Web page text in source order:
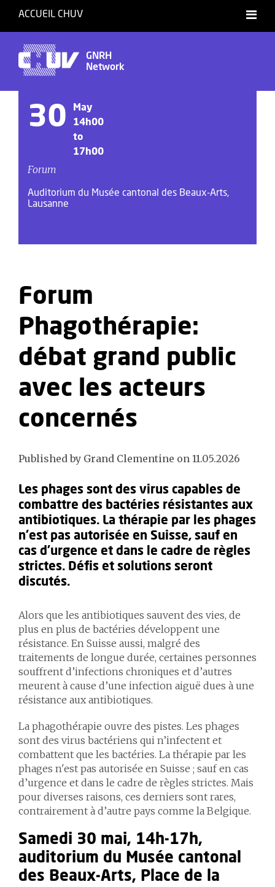
ACCUEIL CHUV
GNRH
Network
30
May
14h00
to
17h00
Forum
Auditorium du Musée cantonal des Beaux-Arts,
Lausanne
Forum
Phagothérapie:
débat grand public
avec les acteurs
concernés
Published by Grand Clementine on 11.05.2026
Les phages sont des virus capables de
combattre des bactéries résistantes aux
antibiotiques. La thérapie par les phages
n'est pas autorisée en Suisse, sauf en
cas d’urgence et dans le cadre de règles
strictes. Défis et solutions seront
discutés.
Alors que les antibiotiques sauvent des vies, de
plus en plus de bactéries développent une
résistance. En Suisse aussi, malgré des
traitements de longue durée, certaines personnes
souffrent d’infections chroniques et d’autres
meurent à cause d’une infection aiguë dues à une
résistance aux antibiotiques.
La phagothérapie ouvre des pistes. Les phages
sont des virus bactériens qui n’infectent et
combattent que les bactéries. La thérapie par les
phages n'est pas autorisée en Suisse ; sauf en cas
d’urgence et dans le cadre de règles strictes. Mais
pour diverses raisons, ces derniers sont rares,
contrairement à d’autre pays comme la Belgique.
Samedi 30 mai, 14h-17h,
auditorium du Musée cantonal
des Beaux-Arts, Place de la